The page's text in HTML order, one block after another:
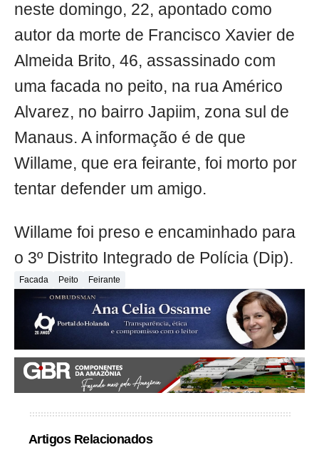
neste domingo, 22, apontado como
autor da morte de Francisco Xavier de
Almeida Brito, 46, assassinado com
uma facada no peito, na rua Américo
Alvarez, no bairro Japiim, zona sul de
Manaus. A informação é de que
Willame, que era feirante, foi morto por
tentar defender um amigo.
Willame foi preso e encaminhado para
o 3º Distrito Integrado de Polícia (Dip).
Facada Peito Feirante
Artigos Relacionados